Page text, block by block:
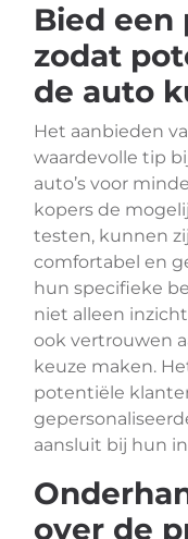
Bied een
zodat
de auto
Het aanbieden
waardevolle tip
auto’s voor
kopers de
testen, kunnen
comfortabel en
hun specifieke
niet alleen
ook vertrouwen
keuze maken.
potentiële
aansluit bij hun
over de